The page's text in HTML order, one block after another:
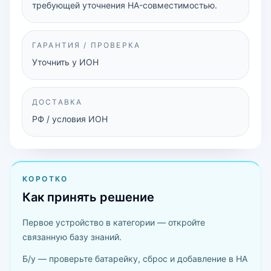
требующей уточнения HA-совместимостью.
ГАРАНТИЯ / ПРОВЕРКА
Уточнить у ИОН
ДОСТАВКА
РФ / условия ИОН
КОРОТКО
Как принять решение
Первое устройство в категории — откройте
связанную базу знаний.
Б/у — проверьте батарейку, сброс и добавление в HA